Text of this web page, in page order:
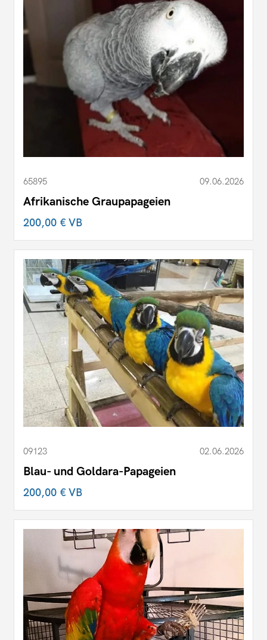
65895 09.06.2026
Afrikanische Graupapageien
200,00 €VB
09123 02.06.2026
Blau- und Goldara-Papageien
200,00 €VB